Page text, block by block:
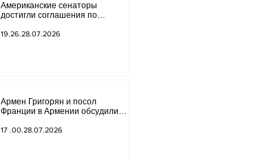
Американские сенаторы
достигли соглашения по
новых санкций против России и
19.26.28.07.2026
Армен Григорян и посол
Франции в Армении обсудили
стратегического партнерства.
17 .00.28.07.2026